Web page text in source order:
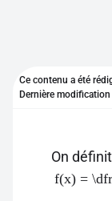
Se
Ce contenu a été
Dernière modification
On
f(x) =